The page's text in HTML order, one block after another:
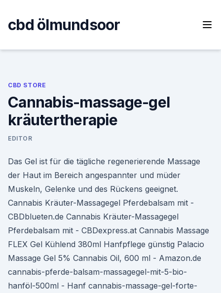
content
cbd ölmundsoor
CBD STORE
Cannabis-massage-gel
kräutertherapie
EDITOR
Das Gel ist für die tägliche regenerierende Massage
der Haut im Bereich angespannter und müder
Muskeln, Gelenke und des Rückens geeignet.
Cannabis Kräuter-Massagegel Pferdebalsam mit -
CBDblueten.de Cannabis Kräuter-Massagegel
Pferdebalsam mit - CBDexpress.at Cannabis Massage
FLEX Gel Kühlend 380ml Hanfpflege günstig Palacio
Massage Gel 5% Cannabis Oil, 600 ml - Amazon.de
cannabis-pferde-balsam-massagegel-mit-5-bio-
hanföl-500ml - Hanf cannabis-massage-gel-forte-